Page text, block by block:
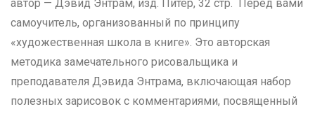
автор — Дэвид Энтрам, изд. Питер, 32 стр. Перед вами
самоучитель, организованный по принципу
«художественная школа в книге». Это авторская
методика замечательного рисовальщика и
преподавателя Дэвида Энтрама, включающая набор
полезных зарисовок с комментариями, посвященный